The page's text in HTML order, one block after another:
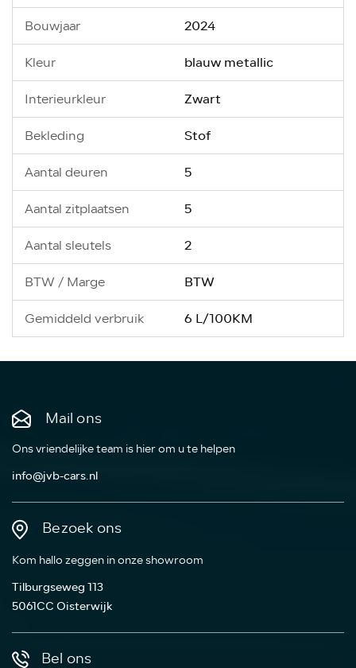
Bouwjaar 2024
Kleur blauw metallic
Interieurkleur Zwart
Bekleding Stof
Aantal deuren 5
Aantal zitplaatsen 5
Aantal sleutels 2
BTW / Marge BTW
Gemiddeld verbruik 6 L/100KM
Mail ons
Ons vriendelijke team is hier om u te helpen
info@jvb-cars.nl
Bezoek ons
Kom hallo zeggen in onze showroom
Tilburgseweg 113
5061CC Oisterwijk
Bel ons